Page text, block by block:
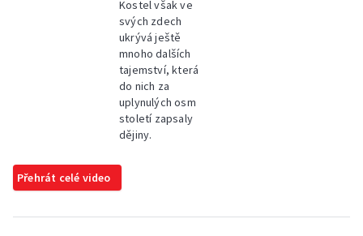
Kostel však ve
svých zdech
ukrývá ještě
mnoho dalších
tajemství, která
do nich za
uplynulých osm
století zapsaly
dějiny.
Přehrát celé video